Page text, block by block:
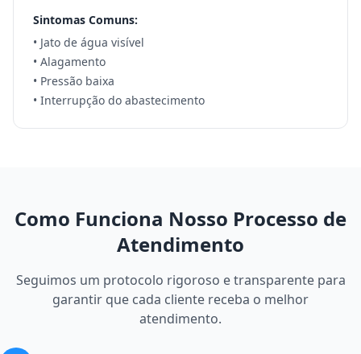
Sintomas Comuns:
• Jato de água visível
• Alagamento
• Pressão baixa
• Interrupção do abastecimento
Como Funciona Nosso Processo de
Atendimento
Seguimos um protocolo rigoroso e transparente para
garantir que cada cliente receba o melhor
atendimento.